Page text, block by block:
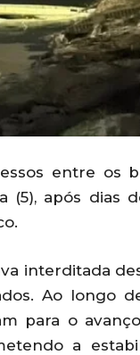
entre os
(5), após dias
interditada
Ao longo
para o
a